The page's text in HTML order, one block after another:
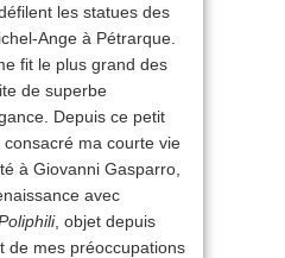
les statues des
Ange à Pétrarque.
fit le plus grand des
de superbe
Depuis ce petit
consacré ma courte vie
à Giovanni Gasparro,
avec
, objet depuis
de mes préoccupations